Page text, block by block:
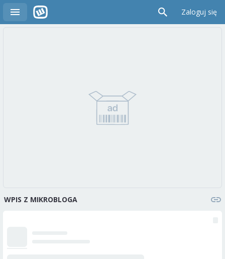
Zaloguj się
WPIS Z MIKROBLOGA